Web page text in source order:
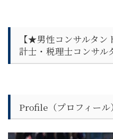
【★男性コンサルタン
計士・税理士コンサル
Profile（プロフィール